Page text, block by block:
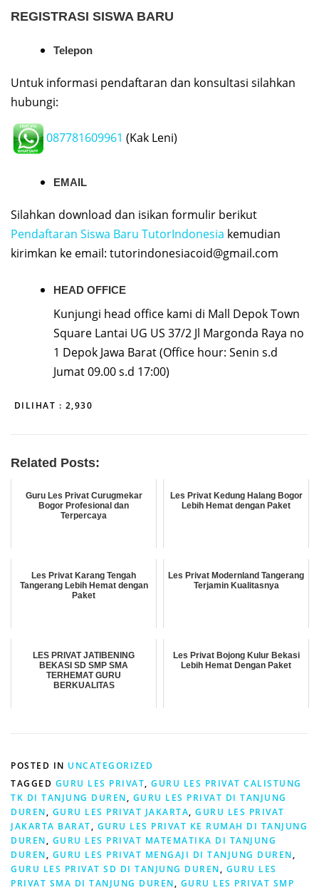
REGISTRASI SISWA BARU
Telepon
Untuk informasi pendaftaran dan konsultasi silahkan
hubungi:
087781609961 (Kak Leni)
EMAIL
Silahkan download dan isikan formulir berikut
Pendaftaran Siswa Baru TutorIndonesia kemudian
kirimkan ke email: tutorindonesiacoid@gmail.com
HEAD OFFICE
Kunjungi head office kami di Mall Depok Town
Square Lantai UG US 37/2 Jl Margonda Raya no
1 Depok Jawa Barat (Office hour: Senin s.d
Jumat 09.00 s.d 17:00)
DILIHAT : 2,930
Related Posts:
Guru Les Privat Curugmekar
Bogor Profesional dan
Terpercaya
Les Privat Kedung Halang Bogor
Lebih Hemat dengan Paket
Les Privat Karang Tengah
Tangerang Lebih Hemat dengan
Paket
Les Privat Modernland Tangerang
Terjamin Kualitasnya
LES PRIVAT JATIBENING
BEKASI SD SMP SMA
TERHEMAT GURU
BERKUALITAS
Les Privat Bojong Kulur Bekasi
Lebih Hemat Dengan Paket
POSTED IN UNCATEGORIZED
TAGGED GURU LES PRIVAT, GURU LES PRIVAT CALISTUNG
TK DI TANJUNG DUREN, GURU LES PRIVAT DI TANJUNG
DUREN, GURU LES PRIVAT JAKARTA, GURU LES PRIVAT
JAKARTA BARAT, GURU LES PRIVAT KE RUMAH DI TANJUNG
DUREN, GURU LES PRIVAT MATEMATIKA DI TANJUNG
DUREN, GURU LES PRIVAT MENGAJI DI TANJUNG DUREN,
GURU LES PRIVAT SD DI TANJUNG DUREN, GURU LES
PRIVAT SMA DI TANJUNG DUREN, GURU LES PRIVAT SMP